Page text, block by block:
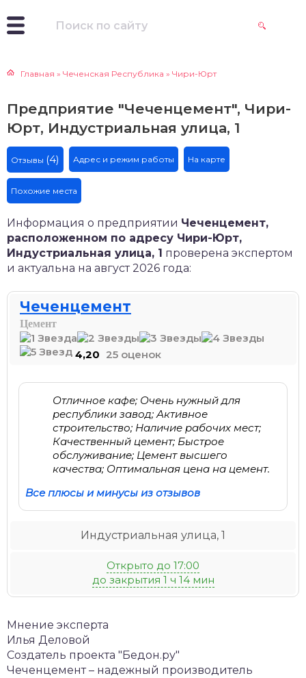
Главная » Чеченская Республика » Чири-Юрт
Предприятие "Чеченцемент", Чири-
Юрт, Индустриальная улица, 1
Отзывы (4) Адрес и режим работы На карте
Похожие места
Информация о предприятии Чеченцемент,
расположенном по адресу Чири-Юрт,
Индустриальная улица, 1 проверена экспертом
и актуальна на август 2026 года:
Чеченцемент
Цемент
4,20 25 оценок
Отличное кафе; Очень нужный для
республики завод; Активное
строительство; Наличие рабочих мест;
Качественный цемент; Быстрое
обслуживание; Цемент высшего
качества; Оптимальная цена на цемент.
Все плюсы и минусы из отзывов
Индустриальная улица, 1
Открыто до 17:00
до закрытия 1 ч 14 мин
Мнение эксперта
Илья Деловой
Создатель проекта "Бедон.ру"
Чеченцемент – надежный производитель